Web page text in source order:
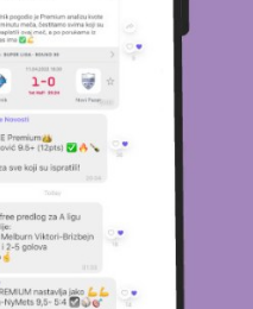
(www.flashscore.com)
i ”sigurni” prelazi,
da nas ispratite,
on Production